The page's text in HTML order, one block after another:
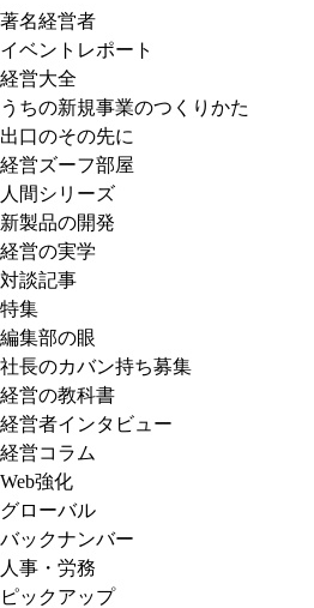
著名経営者
イベントレポート
経営大全
うちの新規事業のつくりかた
出口のその先に
経営ズーフ部屋
人間シリーズ
新製品の開発
経営の実学
対談記事
特集
編集部の眼
社長のカバン持ち募集
経営の教科書
経営者インタビュー
経営コラム
Web強化
グローバル
バックナンバー
人事・労務
ピックアップ